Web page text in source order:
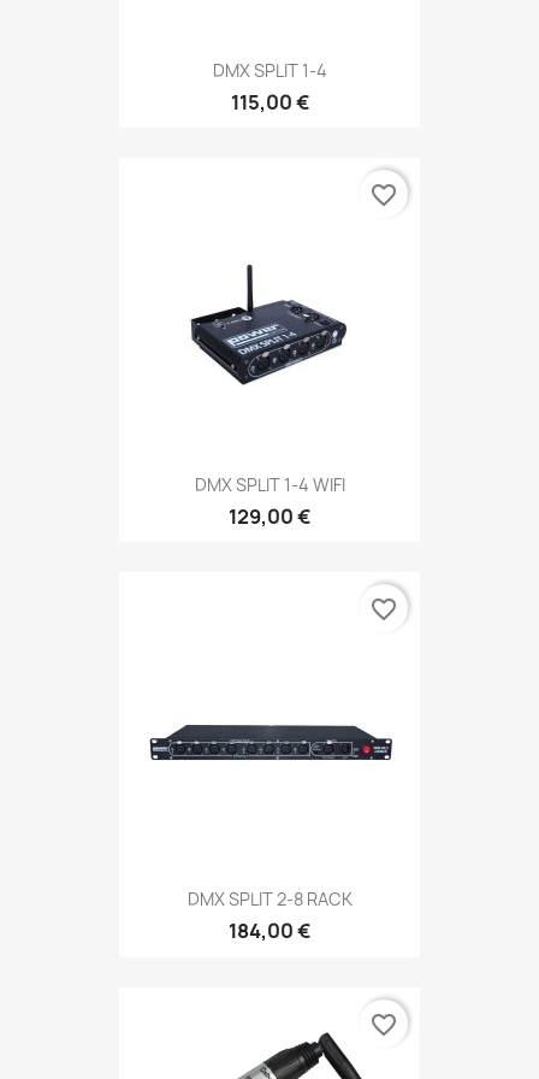
DMX SPLIT 1-4
115,00 €
DMX SPLIT 1-4 WIFI
129,00 €
favorite_border
DMX SPLIT 2-8 RACK
184,00 €
favorite_border
favorite_border